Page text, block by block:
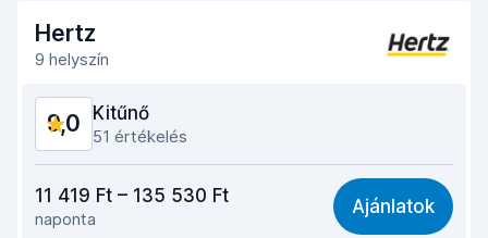
Az autó leadásához szükséges idő 9,9
Az autó tisztasága
Autó állapota
Hertz
9 helyszín
9,0 Kitűnő
51 értékelés
8,7
Könnyű megtalálás 9,4
11 419 Ft – 135 530 Ft
naponta
Ajánlatok